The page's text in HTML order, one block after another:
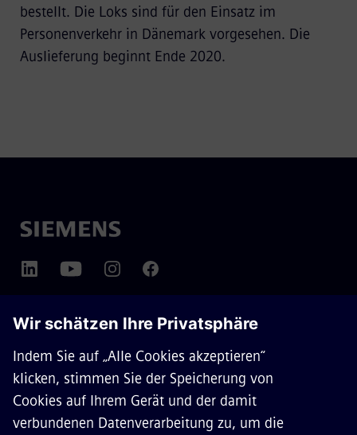
bestellt. Die Loks sind für den Einsatz im
Personenverkehr in Dänemark vorgesehen. Die
Auslieferung beginnt Ende 2020.
ÜBER SIEMENS MOBILITY
KONTAKT